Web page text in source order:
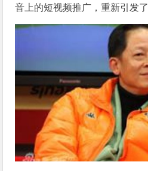
音上的短视频推广，重新引发